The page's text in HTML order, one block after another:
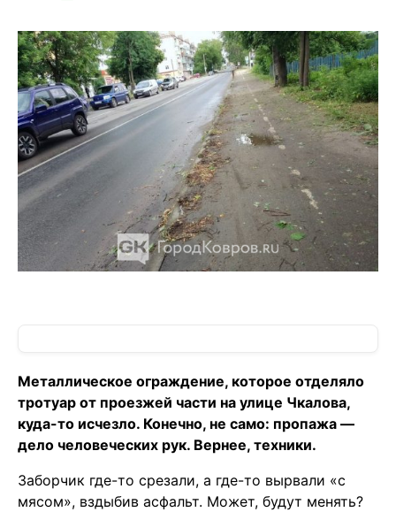
Металлическое ограждение, которое отделяло
тротуар от проезжей части на улице Чкалова,
куда-то исчезло. Конечно, не само: пропажа —
дело человеческих рук. Вернее, техники.
Заборчик где-то срезали, а где-то вырвали «с
мясом», вздыбив асфальт. Может, будут менять?